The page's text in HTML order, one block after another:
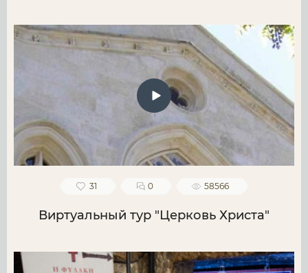
31 0 58566
Виртуальный тур "Церковь Христа"